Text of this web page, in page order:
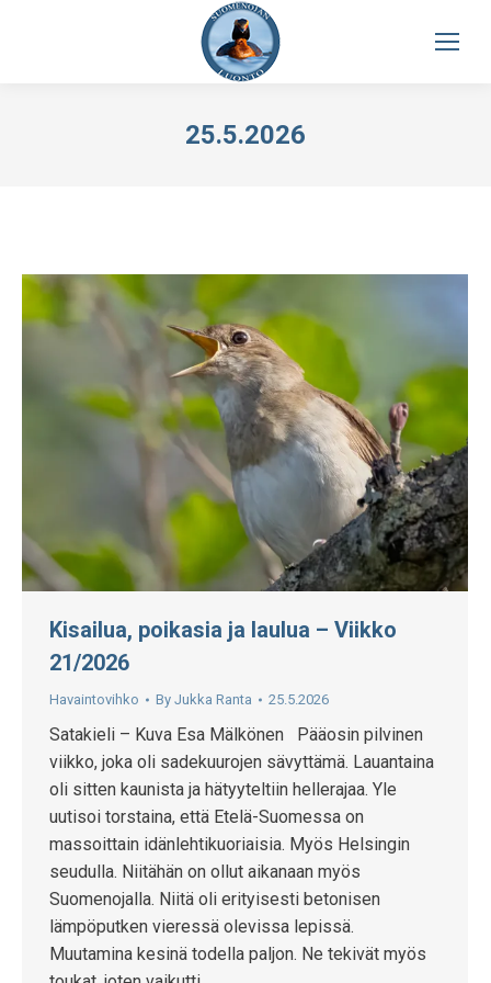
25.5.2026
Kisailua, poikasia ja laulua – Viikko
21/2026
Havaintovihko By Jukka Ranta 25.5.2026
Satakieli – Kuva Esa Mälkönen Pääosin pilvinen
viikko, joka oli sadekuurojen sävyttämä. Lauantaina
oli sitten kaunista ja hätyyteltiin hellerajaa. Yle
uutisoi torstaina, että Etelä-Suomessa on
massoittain idänlehtikuoriaisia. Myös Helsingin
seudulla. Niitähän on ollut aikanaan myös
Suomenojalla. Niitä oli erityisesti betonisen
lämpöputken vieressä olevissa lepissä.
Muutamina kesinä todella paljon. Ne tekivät myös